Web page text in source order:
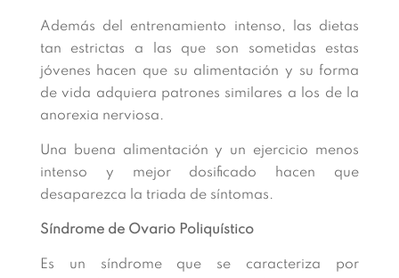
Además del entrenamiento intenso, las dietas
tan estrictas a las que son sometidas estas
jóvenes hacen que su alimentación y su forma
de vida adquiera patrones similares a los de la
anorexia nerviosa.
Una buena alimentación y un ejercicio menos
intenso y mejor dosificado hacen que
desaparezca la triada de síntomas.
Síndrome de Ovario Poliquístico
Es un síndrome que se caracteriza por